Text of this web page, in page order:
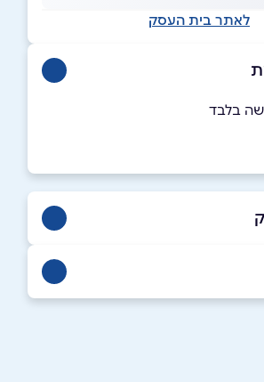
לאתר בית העסק
בלבד
באתר